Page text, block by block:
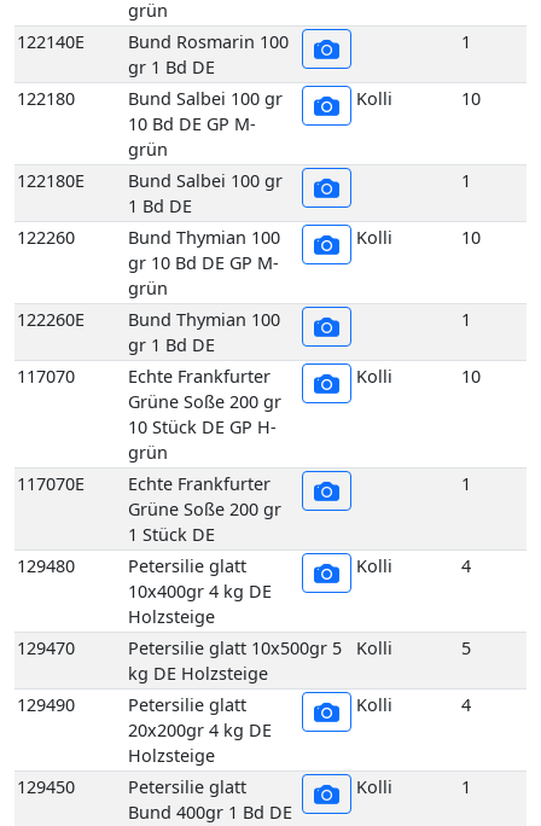
1 Bd DE
122260
Bund Thymian 100
gr 10 Bd DE GP M-
grün
10
Bund Thymian 100
gr 1 Bd DE
117070
Echte Frankfurter
Grüne Soße 200 gr
10 Stück DE GP H-
grün
10
Echte Frankfurter
Grüne Soße 200 gr
1 Stück DE
129480
Petersilie glatt
10x400gr 4 kg DE
Holzsteige
Kolli 4
Petersilie glatt 10x500gr 5
kg DE Holzsteige
Petersilie glatt
20x200gr 4 kg DE
Holzsteige
Petersilie glatt
Bund 400gr 1 Bd DE
129510
Petersilie Krause 2,5 kg DE
GP H-grün
Kolli 2
129500
Petersilie Krause 5 kg DE
GP H-grün
Kolli 5
129440
Petersilie Krause
5er 400 gr 10 Bd DE
GP H-grün
Kolli 10